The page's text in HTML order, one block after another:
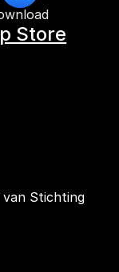
Store
Stichting